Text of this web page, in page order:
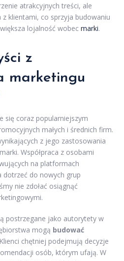
atrakcyjnych treści, ale
klientami, co sprzyja budowaniu
lojalność wobec marki.
z
marketingu
się coraz popularniejszym
małych i średnich firm.
z jego zastosowania
marki. Współpraca z osobami
na platformach
dotrzeć do nowych grup
nie zdołać osiągnąć
postrzegane jako autorytety w
mogą budować
chętniej podejmują decyzje
osób, którym ufają. W